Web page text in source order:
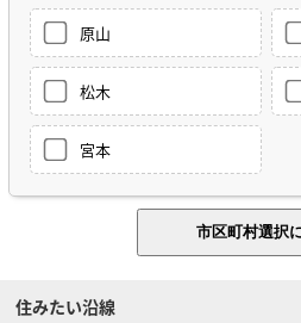
原山
松木
宮本
住みたい沿線